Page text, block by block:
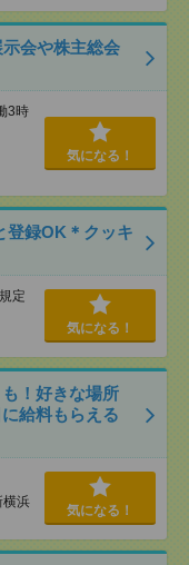
会や株主総会
3時
気になる！
登録OK＊クッキ
定
気になる！
！好きな場所
給料もらえる
横浜
気になる！